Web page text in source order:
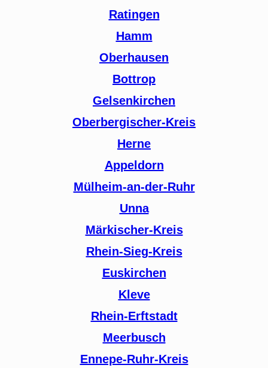
Ratingen
Hamm
Oberhausen
Bottrop
Gelsenkirchen
Oberbergischer-Kreis
Herne
Appeldorn
Mülheim-an-der-Ruhr
Unna
Märkischer-Kreis
Rhein-Sieg-Kreis
Euskirchen
Kleve
Rhein-Erftstadt
Meerbusch
Ennepe-Ruhr-Kreis